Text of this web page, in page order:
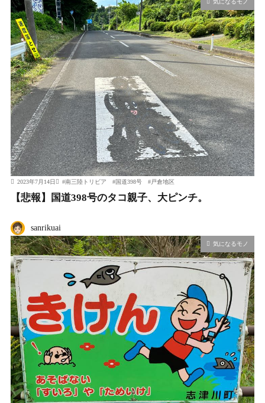
気になるモノ
2023年7月14日 #南三陸トリビア #国道398号 #戸倉地区
【悲報】国道398号のタコ親子、大ピンチ。
sanrikuai
気になるモノ